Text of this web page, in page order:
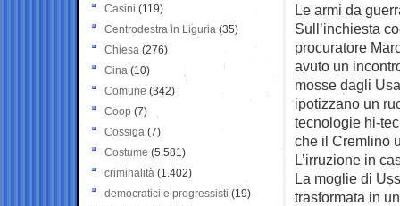
Le armi da
Sull’inchiesta
procuratore
avuto un
mosse dagli
ipotizzano un
tecnologie hi-
che il Cremlino
L’irruzione in
La moglie di
trasformata in
Casini (119)
Centrodestra in Liguria (35)
Chiesa (276)
Cina (10)
Comune (342)
Coop (7)
Cossiga (7)
Costume (5.581)
criminalità (1.402)
democratici e progressisti (19)